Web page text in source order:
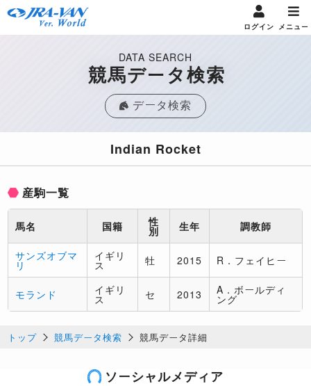
ログイン メニュー
DATA SEARCH
競馬データ検索
データ検索
Indian Rocket
産駒一覧
馬名 国籍 性
別 生年 調教師
サンズオブマ
リ
イギリ
ス 牡 2015 R．フェイヒー
モランド イギリ
ス セ 2013 A．ボールディ
ング
トップ 競馬データ検索 競馬データ詳細
ソーシャルメディア